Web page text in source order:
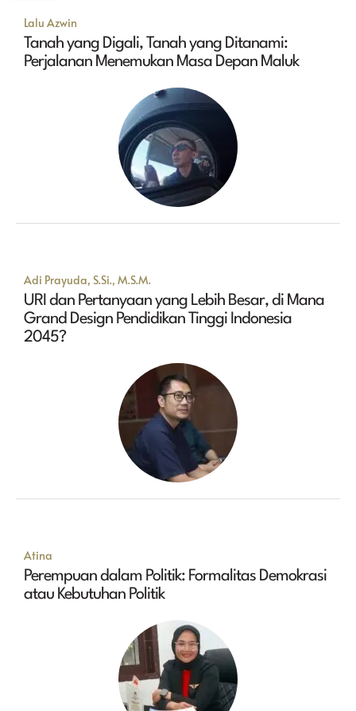
Lalu Azwin
Tanah yang Digali, Tanah yang Ditanami:
Perjalanan Menemukan Masa Depan Maluk
Adi Prayuda, S.Si., M.S.M.
URI dan Pertanyaan yang Lebih Besar, di Mana
Grand Design Pendidikan Tinggi Indonesia
2045?
Atina
Perempuan dalam Politik: Formalitas Demokrasi
atau Kebutuhan Politik